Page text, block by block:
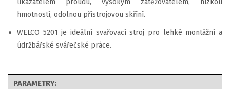
ukazatelem proudu, vysokým zatěžovatelem, nízkou
hmotností, odolnou přístrojovou skříní.
WELCO 5201 je ideální svařovací stroj pro lehké montážní a
údržbářské svářečské práce.
PARAMETRY: